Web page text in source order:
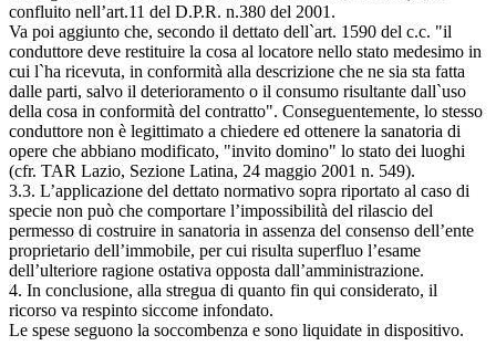
confluito nell’art.11 del D.P.R. n.380 del 2001.
Va poi aggiunto che, secondo il dettato dell`art. 1590 del c.c. "il
conduttore deve restituire la cosa al locatore nello stato medesimo in
cui l`ha ricevuta, in conformità alla descrizione che ne sia sta fatta
dalle parti, salvo il deterioramento o il consumo risultante dall`uso
della cosa in conformità del contratto". Conseguentemente, lo stesso
conduttore non è legittimato a chiedere ed ottenere la sanatoria di
opere che abbiano modificato, "invito domino" lo stato dei luoghi
(cfr. TAR Lazio, Sezione Latina, 24 maggio 2001 n. 549).
3.3. L’applicazione del dettato normativo sopra riportato al caso di
specie non può che comportare l’impossibilità del rilascio del
permesso di costruire in sanatoria in assenza del consenso dell’ente
proprietario dell’immobile, per cui risulta superfluo l’esame
dell’ulteriore ragione ostativa opposta dall’amministrazione.
4. In conclusione, alla stregua di quanto fin qui considerato, il
ricorso va respinto siccome infondato.
Le spese seguono la soccombenza e sono liquidate in dispositivo.